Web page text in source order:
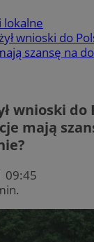
lokalne
wnioski do
szansę na
wnioski
mają
09:45